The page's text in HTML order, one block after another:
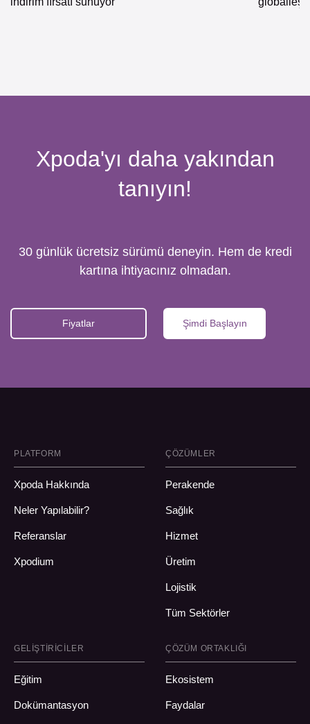
Xpoda'yı daha yakından
tanıyın!
30 günlük ücretsiz sürümü deneyin. Hem de kredi
kartına ihtiyacınız olmadan.
Fiyatlar Şimdi Başlayın
PLATFORM
Xpoda Hakkında
Neler Yapılabilir?
Referanslar
Xpodium
ÇÖZÜMLER
Perakende
Sağlık
Hizmet
Üretim
Lojistik
Tüm Sektörler
GELIŞTIRICILER
Eğitim
Dokümantasyon
ÇÖZÜM ORTAKLIĞI
Ekosistem
Faydalar